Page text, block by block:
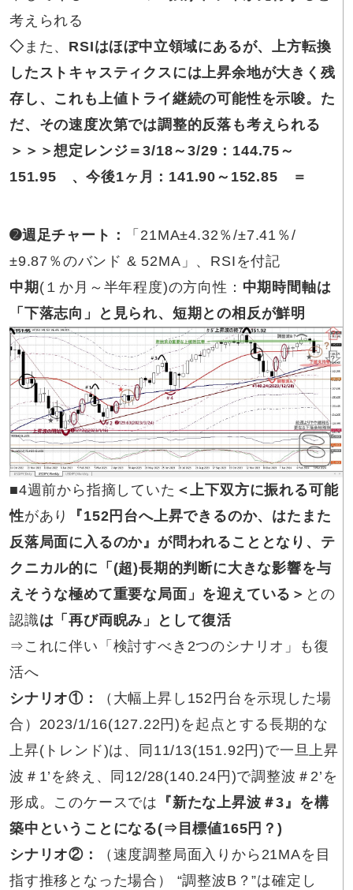
考えられる
◇ また、 RSIはほぼ中立領域にあるが、上方転換
したストキャスティクスには上昇余地が大きく残
存し、これも上値トライ継続の可能性を示唆。た
だ、その速度次第では調整的反落も考えられる
＞＞＞想定レンジ＝3/18～3/29 ： 144.75～
151.95 、今後1ヶ月： 141.90～152.85 ＝
➋週足チャート：
「21MA±4.32％/±7.41％/
±9.87％のバンド & 52MA」、RSIを付記
中期 (１か月～半年程度)の方向性： 中期時間軸は
「下落志向」と見られ、短期との相反が鮮明
■4週前から指摘していた ＜上下双方に振れる可能
性があり
『152円台へ上昇できるのか、はたまた
反落局面に入るのか』が問われることとなり、テ
クニカル的に「(超)長期的判断に大きな影響を与
えそうな極めて重要な局面」を迎えている＞ との
認識は「再び両睨み」として復活
⇒これに伴い「検討すべき2つのシナリオ」も復
活へ
シナリオ① ：
（大幅上昇し152円台を示現した場
合）2023/1/16(127.22円)を起点とする長期的な
上昇(トレンド)は、同11/13(151.92円)で一旦上昇
波＃1’を終え、同12/28(140.24円)で調整波＃2’を
形成。このケースでは 『新たな上昇波＃3』を構
築中ということになる(⇒目標値165円？)
シナリオ② ：
（速度調整局面入りから21MAを目
指す推移となった場合） “調整波B？”は確定し